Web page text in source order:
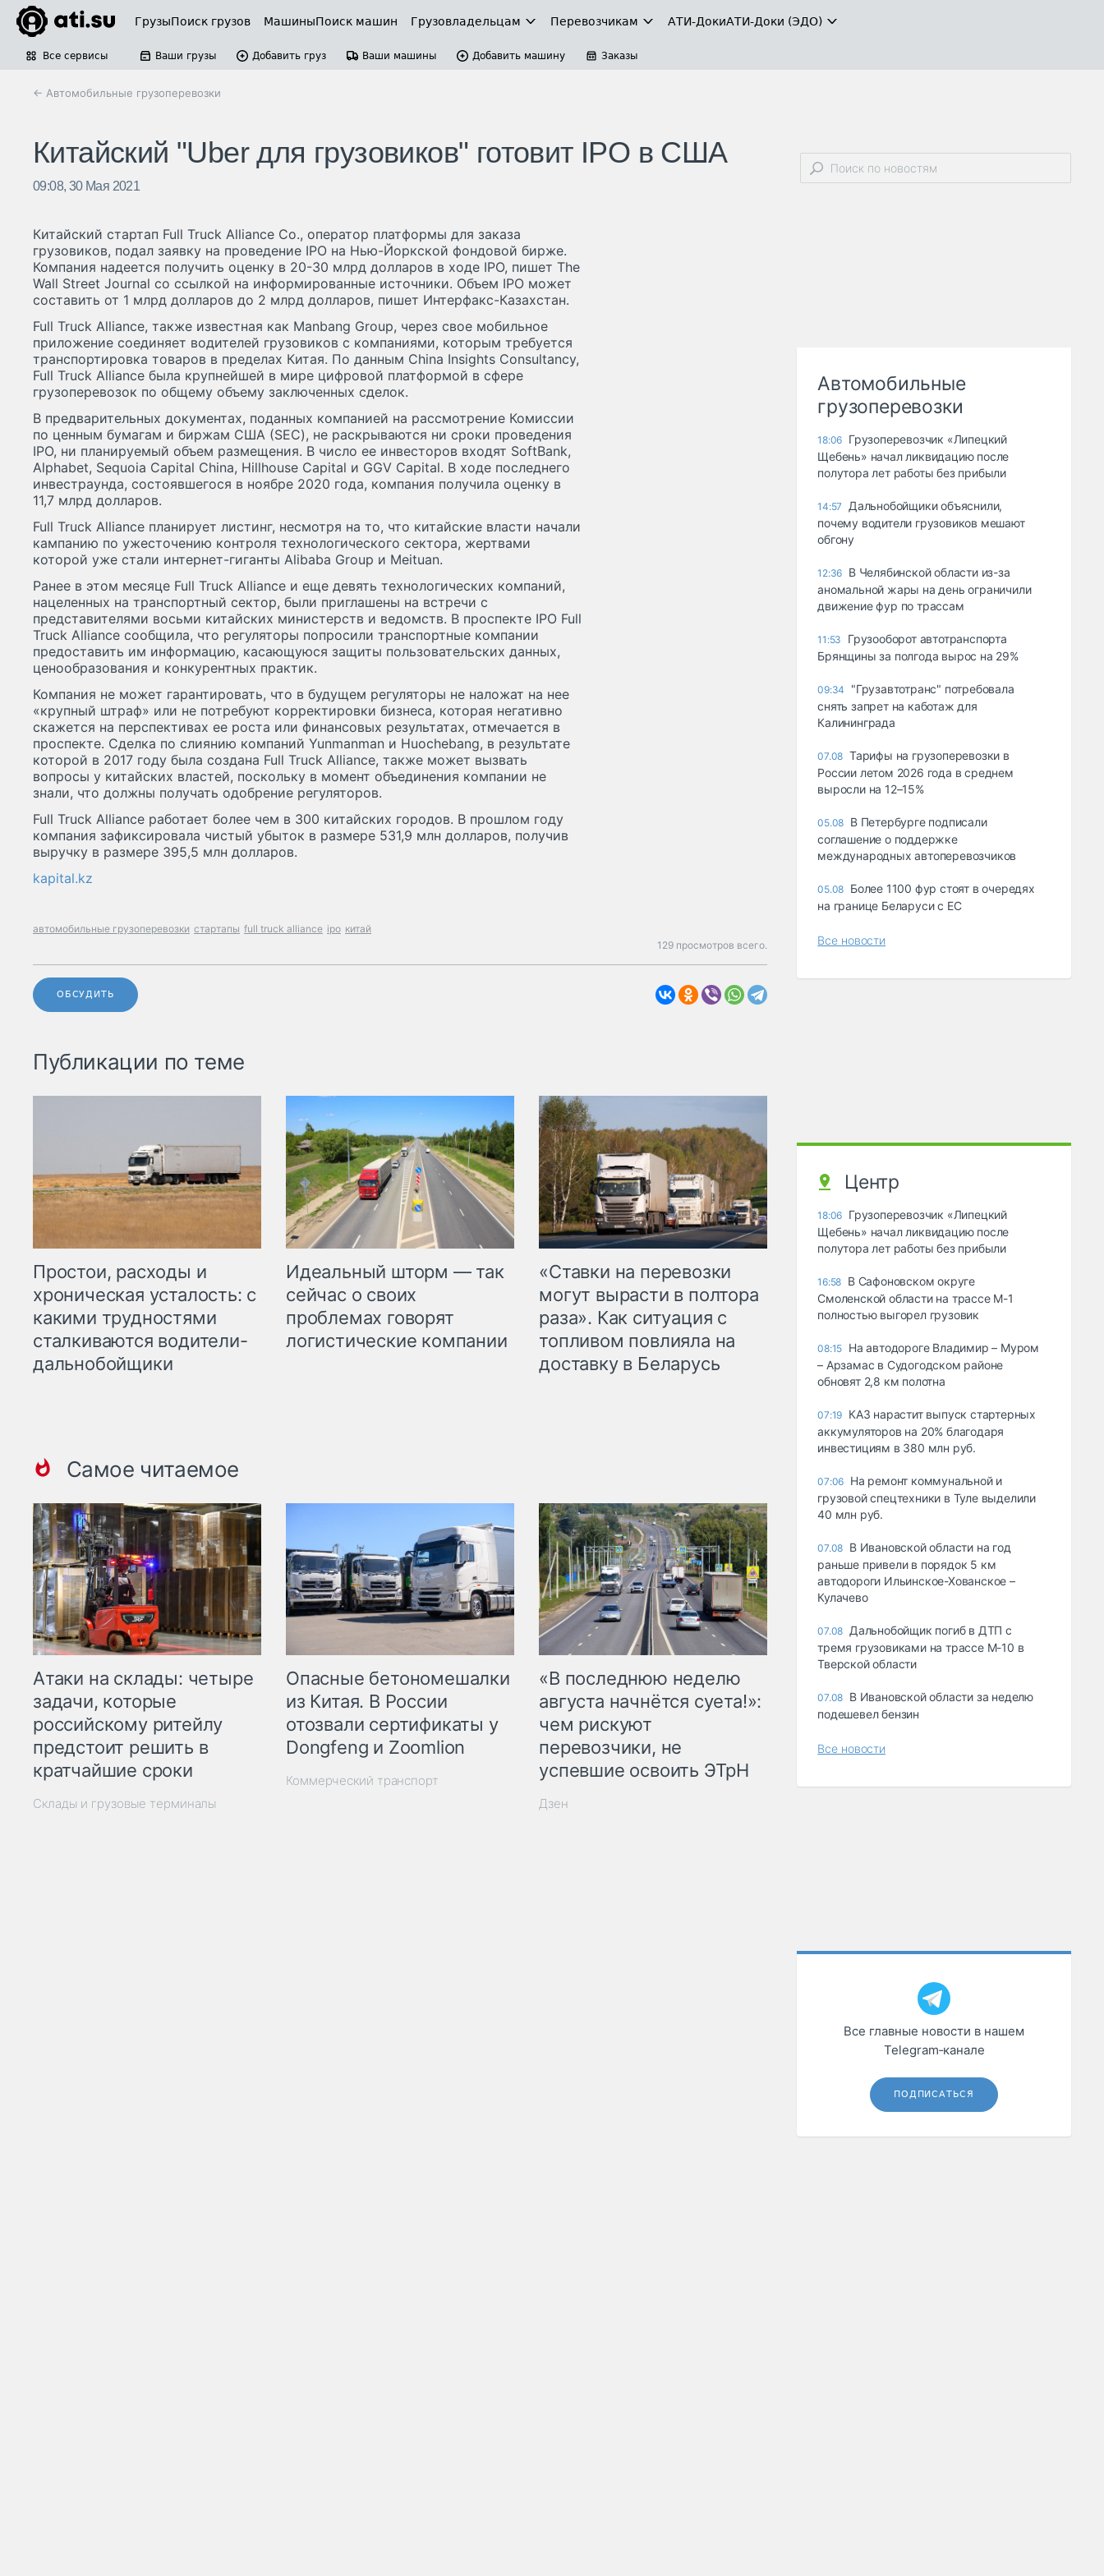
ГрузыПоиск грузов МашиныПоиск машин Грузовладельцам Перевозчикам АТИ-ДокиАТИ-Доки (ЭДО)
Все сервисы Ваши грузы Добавить груз Ваши машины Добавить машину Заказы
← Автомобильные грузоперевозки
Китайский "Uber для грузовиков" готовит IPO в США
09:08, 30 Мая 2021
Китайский стартап Full Truck Alliance Co., оператор платформы для заказа
грузовиков, подал заявку на проведение IPO на Нью-Йоркской фондовой бирже.
Компания надеется получить оценку в 20-30 млрд долларов в ходе IPO, пишет The
Wall Street Journal со ссылкой на информированные источники. Объем IPO может
составить от 1 млрд долларов до 2 млрд долларов, пишет Интерфакс-Казахстан.
Full Truck Alliance, также известная как Manbang Group, через свое мобильное
приложение соединяет водителей грузовиков с компаниями, которым требуется
транспортировка товаров в пределах Китая. По данным China Insights Consultancy,
Full Truck Alliance была крупнейшей в мире цифровой платформой в сфере
грузоперевозок по общему объему заключенных сделок.
В предварительных документах, поданных компанией на рассмотрение Комиссии
по ценным бумагам и биржам США (SEC), не раскрываются ни сроки проведения
IPO, ни планируемый объем размещения. В число ее инвесторов входят SoftBank,
Alphabet, Sequoia Capital China, Hillhouse Capital и GGV Capital. В ходе последнего
инвестраунда, состоявшегося в ноябре 2020 года, компания получила оценку в
11,7 млрд долларов.
Full Truck Alliance планирует листинг, несмотря на то, что китайские власти начали
кампанию по ужесточению контроля технологического сектора, жертвами
которой уже стали интернет-гиганты Alibaba Group и Meituan.
Ранее в этом месяце Full Truck Alliance и еще девять технологических компаний,
нацеленных на транспортный сектор, были приглашены на встречи с
представителями восьми китайских министерств и ведомств. В проспекте IPO Full
Truck Alliance сообщила, что регуляторы попросили транспортные компании
предоставить им информацию, касающуюся защиты пользовательских данных,
ценообразования и конкурентных практик.
Компания не может гарантировать, что в будущем регуляторы не наложат на нее
«крупный штраф» или не потребуют корректировки бизнеса, которая негативно
скажется на перспективах ее роста или финансовых результатах, отмечается в
проспекте. Сделка по слиянию компаний Yunmanman и Huochebang, в результате
которой в 2017 году была создана Full Truck Alliance, также может вызвать
вопросы у китайских властей, поскольку в момент объединения компании не
знали, что должны получать одобрение регуляторов.
Full Truck Alliance работает более чем в 300 китайских городов. В прошлом году
компания зафиксировала чистый убыток в размере 531,9 млн долларов, получив
выручку в размере 395,5 млн долларов.
kapital.kz
автомобильные грузоперевозки стартапы full truck alliance ipo китай
129 просмотров всего.
ОБСУДИТЬ
Публикации по теме
Простои, расходы и
хроническая усталость: с
какими трудностями
сталкиваются водители-
дальнобойщики
Идеальный шторм — так
сейчас о своих
проблемах говорят
логистические компании
«Ставки на перевозки
могут вырасти в полтора
раза». Как ситуация с
топливом повлияла на
доставку в Беларусь
Самое читаемое
Атаки на склады: четыре
задачи, которые
российскому ритейлу
предстоит решить в
кратчайшие сроки
Склады и грузовые терминалы
Опасные бетономешалки
из Китая. В России
отозвали сертификаты у
Dongfeng и Zoomlion
Коммерческий транспорт
«В последнюю неделю
августа начнётся суета!»:
чем рискуют
перевозчики, не
успевшие освоить ЭТрН
Дзен
Автомобильные
грузоперевозки
18:06 Грузоперевозчик «Липецкий
Щебень» начал ликвидацию после
полутора лет работы без прибыли
14:57
Дальнобойщики объяснили,
почему водители грузовиков мешают
обгону
12:36 В Челябинской области из-за
аномальной жары на день ограничили
движение фур по трассам
11:53
Грузооборот автотранспорта
Брянщины за полгода вырос на 29%
09:34
"Грузавтотранс" потребовала
снять запрет на каботаж для
Калининграда
07.08 Тарифы на грузоперевозки в
России летом 2026 года в среднем
выросли на 12–15%
05.08 В Петербурге подписали
соглашение о поддержке
международных автоперевозчиков
05.08 Более 1100 фур стоят в очередях
на границе Беларуси с ЕС
Все новости
Центр
18:06 Грузоперевозчик «Липецкий
Щебень» начал ликвидацию после
полутора лет работы без прибыли
16:58 В Сафоновском округе
Смоленской области на трассе М-1
полностью выгорел грузовик
08:15 На автодороге Владимир – Муром
– Арзамас в Судогодском районе
обновят 2,8 км полотна
07:19 КАЗ нарастит выпуск стартерных
аккумуляторов на 20% благодаря
инвестициям в 380 млн руб.
07:06 На ремонт коммунальной и
грузовой спецтехники в Туле выделили
40 млн руб.
07.08 В Ивановской области на год
раньше привели в порядок 5 км
автодороги Ильинское-Хованское –
Кулачево
07.08 Дальнобойщик погиб в ДТП с
тремя грузовиками на трассе М-10 в
Тверской области
07.08 В Ивановской области за неделю
подешевел бензин
Все новости
Все главные новости в нашем
Telegram‑канале
ПОДПИСАТЬСЯ